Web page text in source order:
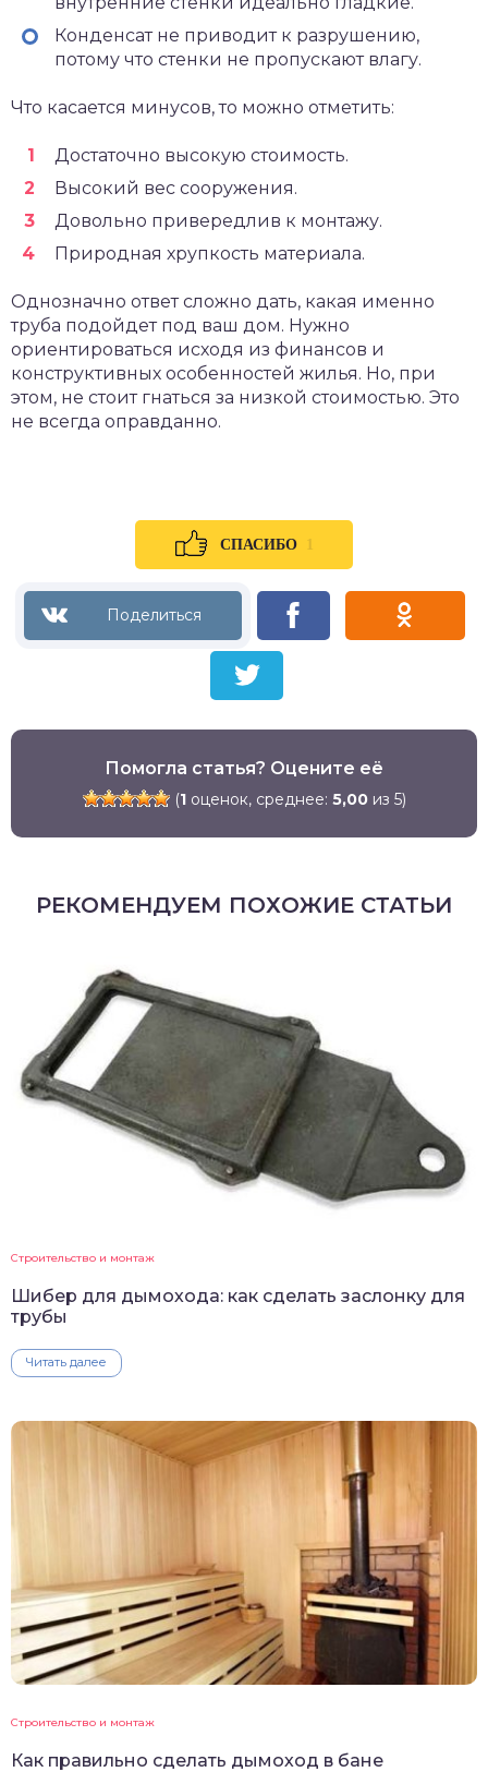
Конденсат не приводит к разрушению,
потому что стенки не пропускают влагу.
Что касается минусов, то можно отметить:
Достаточно высокую стоимость.
Высокий вес сооружения.
Довольно привередлив к монтажу.
Природная хрупкость материала.
Однозначно ответ сложно дать, какая именно
труба подойдет под ваш дом. Нужно
ориентироваться исходя из финансов и
конструктивных особенностей жилья. Но, при
этом, не стоит гнаться за низкой стоимостью. Это
не всегда оправданно.
СПАСИБО 1
Помогла статья? Оцените её
(1оценок, среднее: 5,00из 5)
РЕКОМЕНДУЕМ ПОХОЖИЕ СТАТЬИ
Строительство и монтаж
Шибер для дымохода: как сделать заслонку для
трубы
Читать далее
Строительство и монтаж
Как правильно сделать дымоход в бане